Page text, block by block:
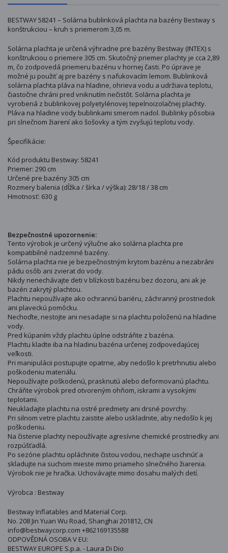
BESTWAY 58241 – Solárna bublinková plachta na bazény Bestway s
konštrukciou – kruh s priemerom 3,05 m.
Solárna plachta je určená výhradne pre bazény Bestway (INTEX) s
konštrukciou o priemere 305 cm. Skutočný priemer plachty je cca 2,89
m, čo zodpovedá priemeru bazénu v hornej časti. Po úprave je
možné ju použiť aj pre bazény s nafukovacím lemom. Bublinková
solárna plachta pláva na hladine, ohrieva vodu a udržiava teplotu,
čiastočne chráni pred vniknutím nečistôt. Solárna plachta je
vyrobená z bublinkovej polyetylénovej tepelnoizolačnej plachty.
Pláva na hladine vody bublinkami smerom nadol. Bublinky pôsobia
pri slnečnom žiarení ako šošovky a tým zvyšujú teplotu vody.
Špecifikácie:
Kód produktu Bestway: 58241
Priemer: 290 cm
Určené pre bazény 305 cm
Rozmery balenia (dĺžka / šírka / výška): 28/18 / 38 cm
Hmotnosť: 630 g
Bezpečnostné upozornenie:
Tento výrobok je určený výlučne ako solárna plachta pre
kompatibilné nadzemné bazény.
Solárna plachta nie je bezpečnostným krytom bazénu a nezabráni
pádu osôb ani zvierat do vody.
Nikdy nenechávajte deti v blízkosti bazénu bez dozoru, ani ak je
bazén zakrytý plachtou.
Plachtu nepoužívajte ako ochrannú bariéru, záchranný prostriedok
ani plaveckú pomôcku.
Nechoďte, nestojte ani nesadajte si na plachtu položenú na hladine
vody.
Pred kúpaním vždy plachtu úplne odstráňte z bazéna.
Plachtu kladte iba na hladinu bazéna určenej zodpovedajúcej
veľkosti.
Pri manipulácii postupujte opatrne, aby nedošlo k pretrhnutiu alebo
poškodeniu materiálu.
Nepoužívajte poškodenú, prasknutú alebo deformovanú plachtu.
Chráňte výrobok pred otvoreným ohňom, iskrami a vysokými
teplotami.
Neukladajte plachtu na ostré predmety ani drsné povrchy.
Pri silnom vetre plachtu zaistite alebo uskladnite, aby nedošlo k jej
poškodeniu.
Na čistenie plachty nepoužívajte agresívne chemické prostriedky ani
rozpúšťadlá.
Po sezóne plachtu opláchnite čistou vodou, nechajte uschnúť a
skladujte na suchom mieste mimo priameho slnečného žiarenia.
Výrobok nie je hračka. Uchovávajte mimo dosahu malých detí.
Výrobca : Bestway
Bestway Inflatables and Material Corp.
No. 208 Jin Yuan Wu Road, Shanghai 201812, CN
info@bestwaycorp.com +862169135588
ODPOVĚDNÁ OSOBA V EU:
BESTWAY EUROPE S.p.a. - Laura Di Dio